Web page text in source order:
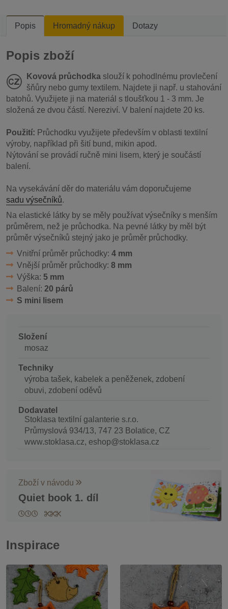
Popis Hromadný nákup Dotazy
Popis zboží
Kovová průchodka slouží k pohodlnému provlečení
šňůry nebo gumy textilem. Najdete ji např. u stahování
batohů. Využijete ji na materiál s tloušťkou 1 - 3 mm. Je
složená ze dvou částí. Nereziví. V balení najdete 20 ks.
Použití: Průchodku využijete především v oblasti textilní
výroby, například při šití bund, mikin apod.
Nýtování se provádí ručně mini lisem, který je součástí
balení.
Na vysekávání děr do materiálu vám doporučujeme
sadu výsečníků.
Na elastické látky by se měly používat výsečníky s menším
průměrem, než je průchodka. Na pevné látky by měl být
průměr výsečníků stejný jako je průměr průchodky.
Vnitřní průměr průchodky: 4 mm
Vnější průměr průchodky: 8 mm
Výška: 5 mm
Balení: 20 párů
S mini lisem
Složení
mosaz
Techniky
výroba tašek, kabelek a peněženek, zdobení
obuvi, zdobení oděvů
Dodavatel
Stoklasa textilní galanterie s.r.o.
Průmyslová 934/13, 747 23 Bolatice, CZ
www.stoklasa.cz, eshop@stoklasa.cz
Zboží v návodu
Quiet book 1. díl
Inspirace